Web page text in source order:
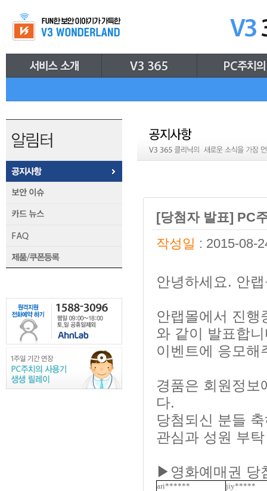
[당첨자 발표] PC
작성일 : 2015-
안녕하세요. 안
안랩몰에서 진
와 같이 발표합
이벤트에 응모해
경품은 회원정
다.
당첨되신 분들
관심과 성원 부
▶영화예매권 당
ari******
jiy*****